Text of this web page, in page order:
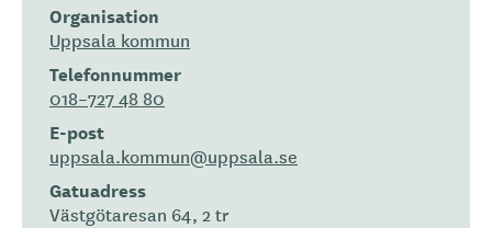
Organisation
Uppsala kommun
Telefonnummer
018–727 48 80
E-post
uppsala.kommun@uppsala.se
Gatuadress
Västgötaresan 64, 2 tr